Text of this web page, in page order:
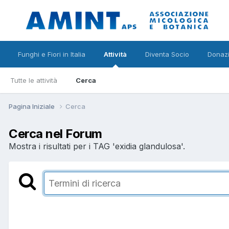
Funghi e Fiori in Italia Attività
Tutte le attività Cerca
Diventa Socio
Pagina Iniziale Cerca
Cerca nel Forum
Mostra i risultati per i TAG 'exidia glandulosa'.